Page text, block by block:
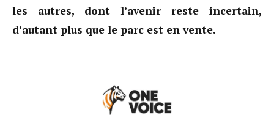
les autres, dont l’avenir reste incertain,
d’autant plus que le parc est en vente.